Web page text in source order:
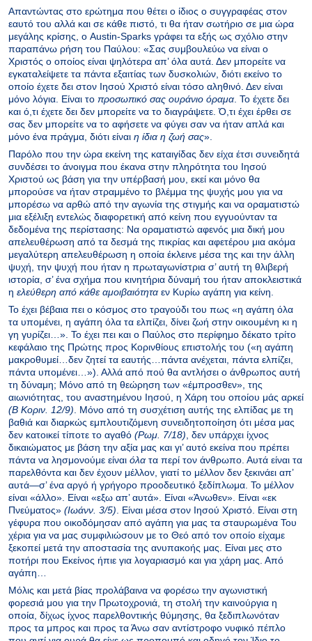
Απαντώντας στο ερώτημα που θέτει ο ίδιος ο συγγραφέας στον
εαυτό του αλλά και σε κάθε πιστό, τι θα ήταν σωτήριο σε μια ώρα
μεγάλης κρίσης, ο Austin-Sparks γράφει τα εξής ως σχόλιο στην
παραπάνω ρήση του Παύλου: «Σας συμβουλεύω να είναι ο
Χριστός ο οποίος είναι ψηλότερα απ’ όλα αυτά. Δεν μπορείτε να
εγκαταλείψετε τα πάντα εξαιτίας των δυσκολιών, διότι εκείνο το
οποίο έχετε δει στον Ιησού Χριστό είναι τόσο αληθινό. Δεν είναι
μόνο λόγια. Είναι το προσωπικό σας ουράνιο όραμα . Το έχετε δει
και ό,τι έχετε δει δεν μπορείτε να το διαγράψετε. Ό,τι έχει έρθει σε
σας δεν μπορείτε να το αφήσετε να φύγει σαν να ήταν απλά και
μόνο ένα πράγμα, διότι είναι η ίδια η ζωή σας».
Παρόλο που την ώρα εκείνη της καταιγίδας δεν είχα έτσι συνειδητά
συνδέσει το άνοιγμα που έκανα στην πληρότητα του Ιησού
Χριστού ως βάση για την υπέρβασή μου, εκεί και μόνο θα
μπορούσε να ήταν στραμμένο το βλέμμα της ψυχής μου για να
μπορέσω να αρθώ από την αγωνία της στιγμής και να οραματιστώ
μια εξέλιξη εντελώς διαφορετική από κείνη που εγγυούνταν τα
δεδομένα της περίστασης: Να οραματιστώ αφενός μια δική μου
απελευθέρωση από τα δεσμά της πικρίας και αφετέρου μια ακόμα
μεγαλύτερη απελευθέρωση η οποία έκλεινε μέσα της και την άλλη
ψυχή, την ψυχή που ήταν η πρωταγωνίστρια σ’ αυτή τη θλιβερή
ιστορία, σ’ ένα σχήμα που κινητήρια δύναμή του ήταν αποκλειστικά
η ελεύθερη από κάθε αμοιβαιότητα εν Κυρίω αγάπη για κείνη.
Το έχει βέβαια πει ο κόσμος στο τραγούδι του πως «η αγάπη όλα
τα υπομένει, η αγάπη όλα τα ελπίζει, δίνει ζωή στην οικουμένη κι η
γη γυρίζει…». Το έχει πει και ο Παύλος στο περίφημο δέκατο τρίτο
κεφάλαιο της Πρώτης προς Κορινθίους επιστολής του («η αγάπη
μακροθυμεί…δεν ζητεί τα εαυτής…πάντα ανέχεται, πάντα ελπίζει,
πάντα υπομένει…»). Αλλά από πού θα αντλήσει ο άνθρωπος αυτή
τη δύναμη; Μόνο από τη θεώρηση των «έμπροσθεν», της
αιωνιότητας, του αναστημένου Ιησού, η Χάρη του οποίου μάς αρκεί
(Β Κοριν. 12/9) . Μόνο από τη συσχέτιση αυτής της ελπίδας με τη
βαθιά και διαρκώς εμπλουτιζόμενη συνειδητοποίηση ότι μέσα μας
δεν κατοικεί τίποτε το αγαθό (Ρωμ. 7/18) , δεν υπάρχει ίχνος
δικαιώματος με βάση την αξία μας και γι’ αυτό εκείνα που πρέπει
πάντα να λησμονούμε είναι όλα τα περί τον άνθρωπο. Αυτά είναι τα
παρελθόντα και δεν έχουν μέλλον, γιατί το μέλλον δεν ξεκινάει απ’
αυτά—σ’ ένα αργό ή γρήγορο προοδευτικό ξεδίπλωμα. Το μέλλον
είναι «άλλο». Είναι «εξω απ’ αυτά». Είναι «Άνωθεν». Είναι «εκ
Πνεύματος» (Ιωάνν. 3/5) . Είναι μέσα στον Ιησού Χριστό. Είναι στη
γέφυρα που οικοδόμησαν από αγάπη για μας τα σταυρωμένα Του
χέρια για να μας συμφιλιώσουν με το Θεό από τον οποίο είχαμε
ξεκοπεί μετά την αποστασία της ανυπακοής μας. Είναι μες στο
ποτήρι που Εκείνος ήπιε για λογαριασμό και για χάρη μας. Από
αγάπη…
Μόλις και μετά βίας προλάβαινα να φορέσω την αγωνιστική
φορεσιά μου για την Πρωτοχρονιά, τη στολή την καινούργια η
οποία, δίχως ίχνος παρελθοντικής θύμησης, θα ξεδιπλωνόταν
προς τα μπρος και προς τα Άνω σαν αντίστροφο νυφικό πέπλο